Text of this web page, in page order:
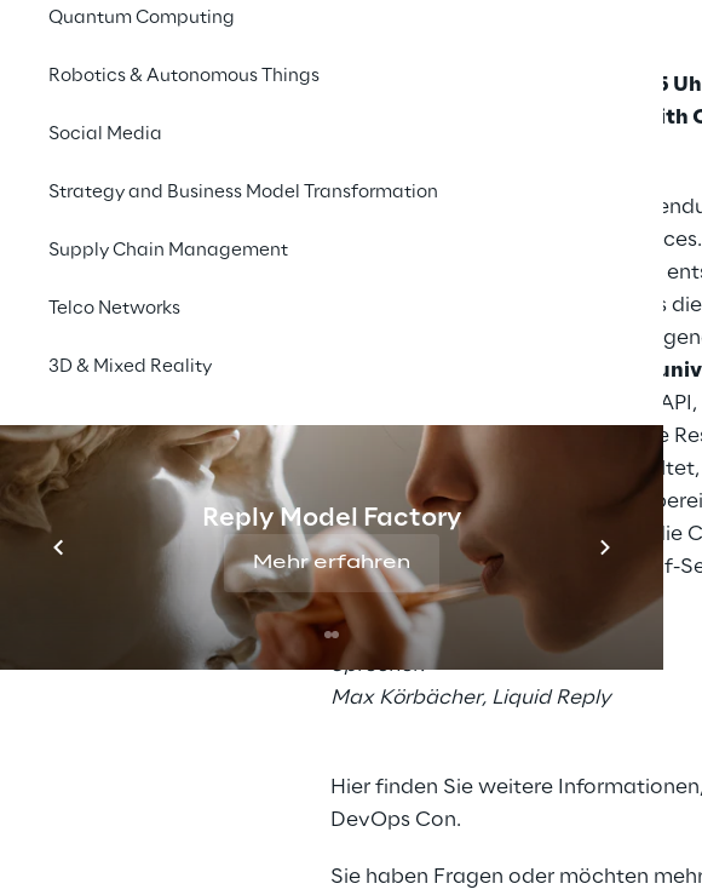
Quantum Computing
Robotics & Autonomous Things
Social Media
Strategy and Business Model Transformation
Supply Chain Management
Telco Networks
3D & Mixed Reality
Reply Model Factory
Mehr erfahren
29. November 2021, 10:00 - 10:45
Vortrag: A universal cloud API with
Entwicklungsteams und ihre
andere erweiterte Managed
ist für die Entwicklungsteams von
erzielen. Im schlimmsten Fall muss
Große Unternehmen bauen ihre
Was wäre, wenn es eine
Projekt, erweitert die Kubernetes-
zusammenzustellen. Es setzt diese
zusammen, die versioniert,
Datenzugriff und die
Least Privilege Provisioning
für die
erreicht. Dies ermöglicht einen Self-
Hosting zu gefährden.
Sprecher:
Max Körbächer, Liquid Reply
Hier finden Sie weitere
DevOps Con.
Sie haben Fragen oder möchten